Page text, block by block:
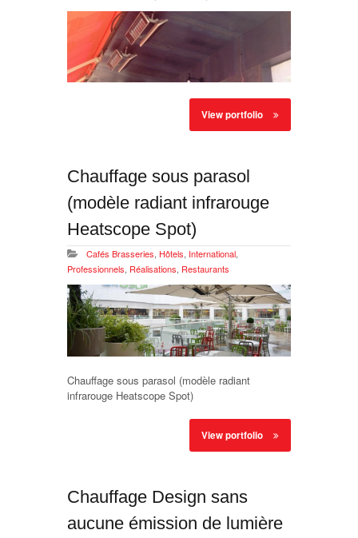
View portfolio
Chauffage sous parasol
(modèle radiant infrarouge
Heatscope Spot)
Cafés Brasseries, Hôtels, International,
Professionnels, Réalisations, Restaurants
Chauffage sous parasol (modèle radiant
infrarouge Heatscope Spot)
View portfolio
Chauffage Design sans
aucune émission de lumière